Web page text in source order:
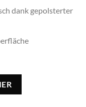
dank gepolsterter